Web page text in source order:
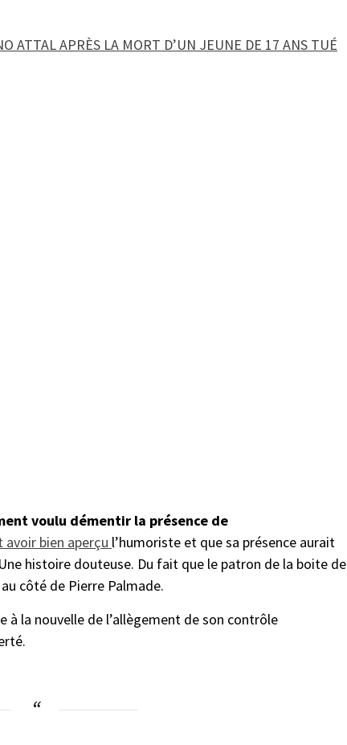
ATTAL APRÈS LA MORT D’UN JEUNE DE 17 ANS TUÉ
voulu démentir la présence de
bien aperçu l’humoriste et que sa présence aurait
histoire douteuse. Du fait que le patron de la boite de
côté de Pierre Palmade.
à la nouvelle de l’allègement de son contrôle